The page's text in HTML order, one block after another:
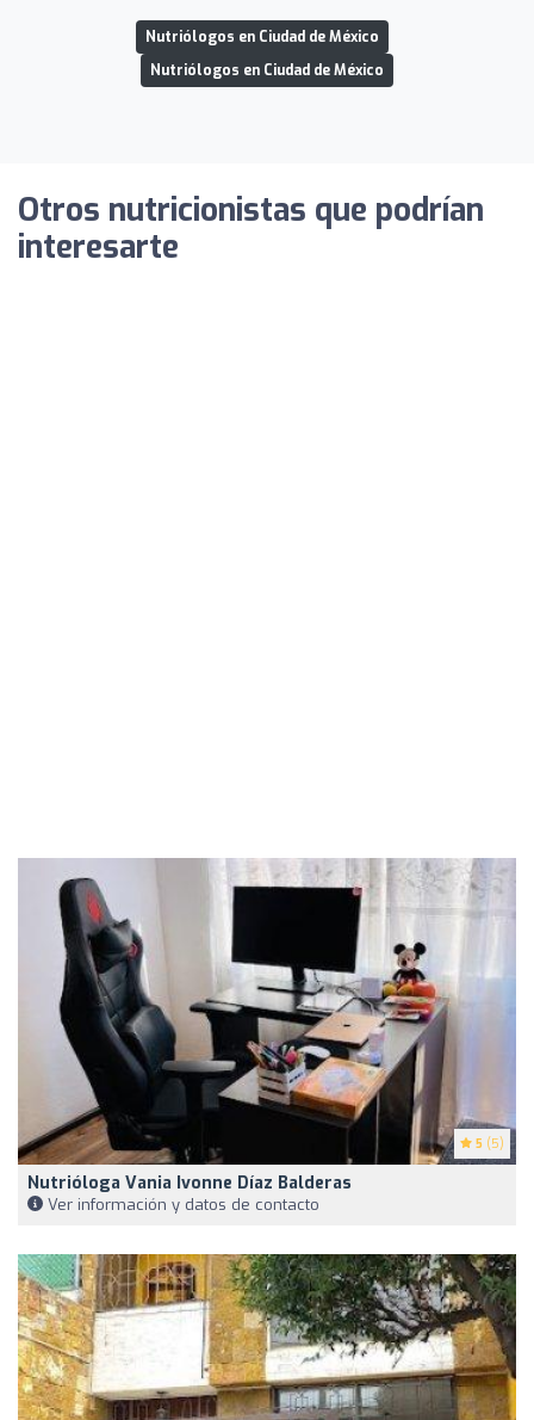
Nutriólogos en Ciudad de México
Nutriólogos en Ciudad de México
Otros nutricionistas que podrían
interesarte
5 (5)
Nutrióloga Vania Ivonne Díaz Balderas
Ver información y datos de contacto